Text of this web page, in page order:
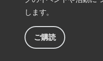
します。
ご購読